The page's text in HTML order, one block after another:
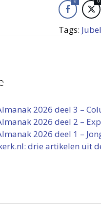
Tags:
2026 deel 3 –
2026 deel 2 –
2026 deel 1 –
drie artikelen uit